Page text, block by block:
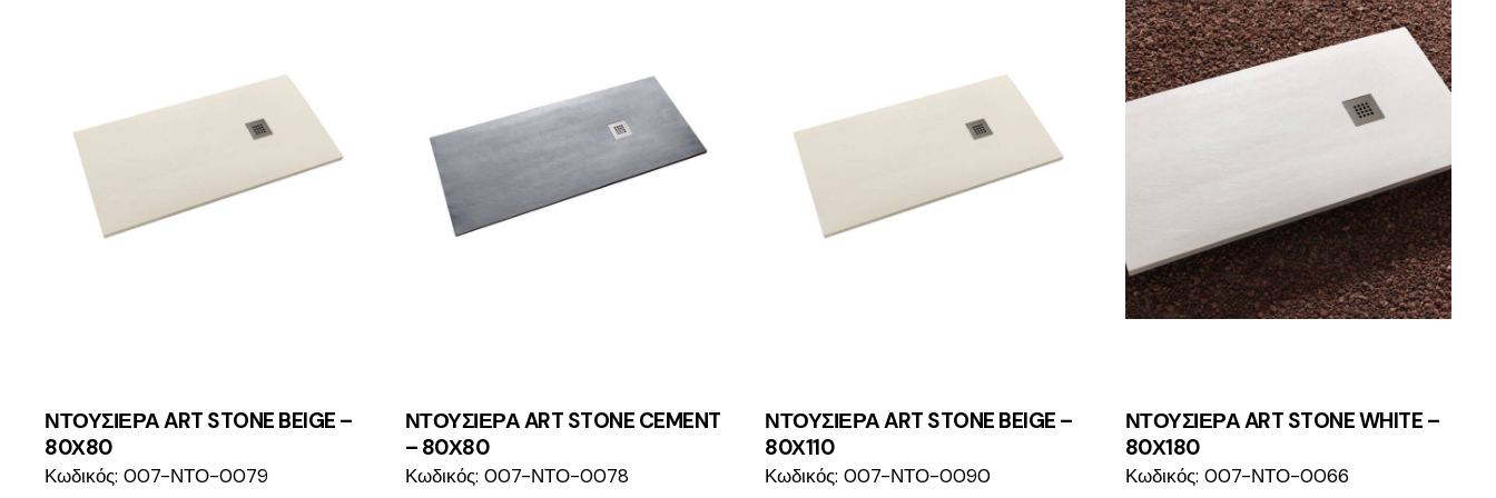
ΝΤΟΥΣΙΕΡΑ ART STONE BEIGE –
80Χ80
Κωδικός: 007-ΝΤΟ-0079
ΝΤΟΥΣΙΕΡΑ ART STONE CEMENT
– 80Χ80
Κωδικός: 007-ΝΤΟ-0078
ΝΤΟΥΣΙΕΡΑ ART STONE BEIGE –
80Χ110
Κωδικός: 007-ΝΤΟ-0090
ΝΤΟΥΣΙΕΡΑ ART STONE WHITE –
80Χ180
Κωδικός: 007-ΝΤΟ-0066